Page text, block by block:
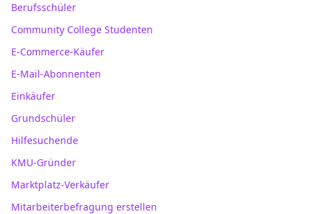
Berufsschüler
Community College Studenten
E-Commerce-Käufer
E-Mail-Abonnenten
Einkäufer
Grundschüler
Hilfesuchende
KMU-Gründer
Marktplatz-Verkäufer
Mitarbeiterbefragung erstellen